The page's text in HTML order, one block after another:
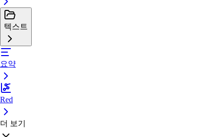
텍스트
요약
Red
더 보기